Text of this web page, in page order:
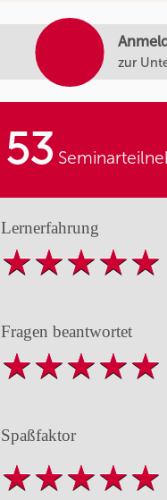
zur
53
Lernerfahrung
Fragen beantwortet
Spaßfaktor